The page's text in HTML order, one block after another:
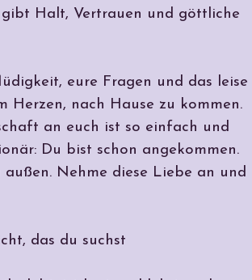
Halt, Vertrauen und göttliche
eure Fragen und das leise
Herzen, nach Hause zu kommen.
an euch ist so einfach und
Du bist schon angekommen.
außen. Nehme diese Liebe an und
das du suchst